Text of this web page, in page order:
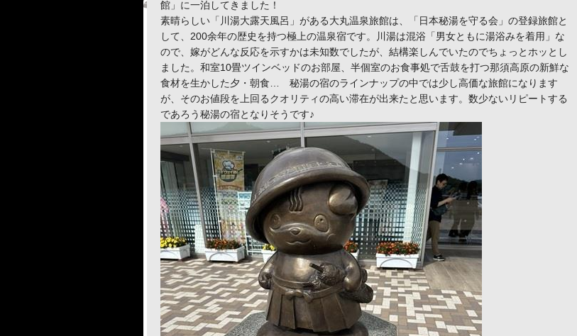
館」に一泊してきました！
素晴らしい「川湯大露天風呂」がある大丸温泉旅館は、「日本秘湯を守る会」の登録旅館と
して、200余年の歴史を持つ極上の温泉宿です。川湯は混浴「男女ともに湯浴みを着用」な
ので、嫁がどんな反応を示すかは未知数でしたが、結構楽しんでいたのでちょっとホッとし
ました。和室10畳ツインベッドのお部屋、半個室のお食事処で舌鼓を打つ那須高原の新鮮な
食材を生かした夕・朝食… 秘湯の宿のラインナップの中では少し高価な旅館になります
が、そのお値段を上回るクオリティの高い滞在が出来たと思います。数少ないリピートする
であろう秘湯の宿となりそうです♪